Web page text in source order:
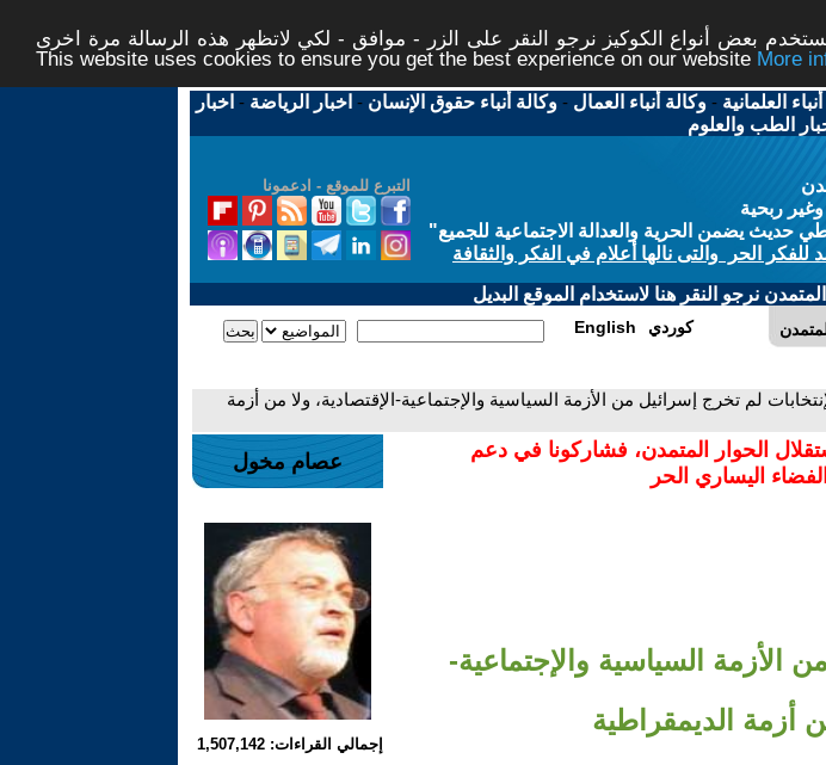
بعض أنواع الكوكيز نرجو النقر على الزر - موافق - لكي لاتظهر هذه الرسالة مرة اخرى -
This website uses cookies to ensure you get the best experience on our website
العلمانية -وكالة أنباء العمال -وكالة أنباء حقوق الإنسان - اخبار الرياضة - اخبار
الطب والعلوم
التبرع للموقع - ادعمونا
ربحية
يضمن الحرية والعدالة الاجتماعية للجميع"
الحر والتى نالها أعلام في الفكر والثقافة
نرجو النقر هنا لاستخدام الموقع البديل
English كوردي
لم تخرج إسرائيل من الأزمة السياسية والإجتماعية-الإقتصادية، ولا من أزمة
الحوار المتمدن، فشاركونا في دعم
اليساري الحر
الأزمة السياسية والإجتماعية-
أزمة الديمقراطية
عصام مخول
إجمالي القراءات: 1,507,142